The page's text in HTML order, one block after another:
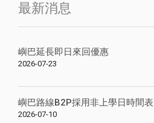
最新消息
嶼巴延長即日來回優惠
2026-07-23
嶼巴路線B2P採用非上學日時間表
2026-07-10